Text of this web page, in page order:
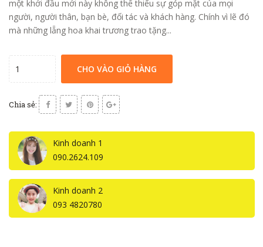
một khởi đầu mới này không thể thiếu sự góp mặt của mọi
người, người thân, bạn bè, đối tác và khách hàng. Chính vì lẽ đó
mà những lẵng hoa khai trương trao tặng...
CHO VÀO GIỎ HÀNG
Chia sẻ:
Kinh doanh 1
090.2624.109
Kinh doanh 2
093 4820780